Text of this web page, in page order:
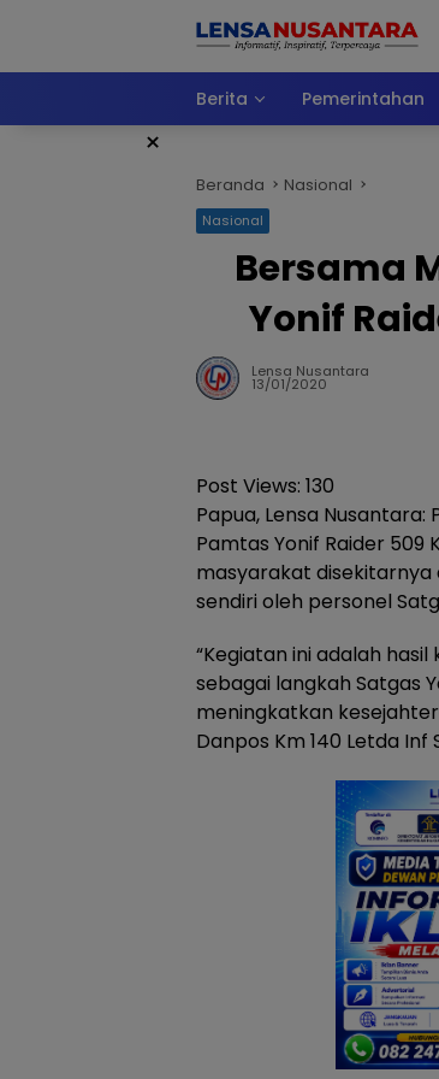
Berita
Pemerintahan
×
Beranda Nasional
Nasional
Bersama
Yonif
Lensa Nusantara
13/01/2020
Post Views: 130
Papua, Lensa Nusantara:
Pamtas Yonif Raider 509
masyarakat disekitarnya
sendiri oleh personel
“Kegiatan ini adalah
sebagai langkah Satgas
meningkatkan
Danpos Km 140 Letda